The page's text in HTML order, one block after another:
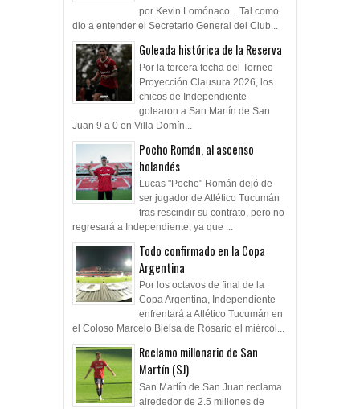
por Kevin Lomónaco . Tal como
dio a entender el Secretario General del Club...
Goleada histórica de la Reserva
Por la tercera fecha del Torneo
Proyección Clausura 2026, los
chicos de Independiente
golearon a San Martín de San
Juan 9 a 0 en Villa Domín...
Pocho Román, al ascenso
holandés
Lucas "Pocho" Román dejó de
ser jugador de Atlético Tucumán
tras rescindir su contrato, pero no
regresará a Independiente, ya que ...
Todo confirmado en la Copa
Argentina
Por los octavos de final de la
Copa Argentina, Independiente
enfrentará a Atlético Tucumán en
el Coloso Marcelo Bielsa de Rosario el miércol...
Reclamo millonario de San
Martín (SJ)
San Martín de San Juan reclama
alrededor de 2.5 millones de